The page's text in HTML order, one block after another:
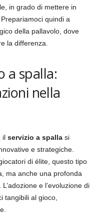
in grado di mettere in
quindi a
della pallavolo, dove
la differenza.
a spalla:
nella
il servizio a spalla si
e strategiche.
di élite, questo tipo
ma anche una profonda
e l’evoluzione di
tangibili al gioco,